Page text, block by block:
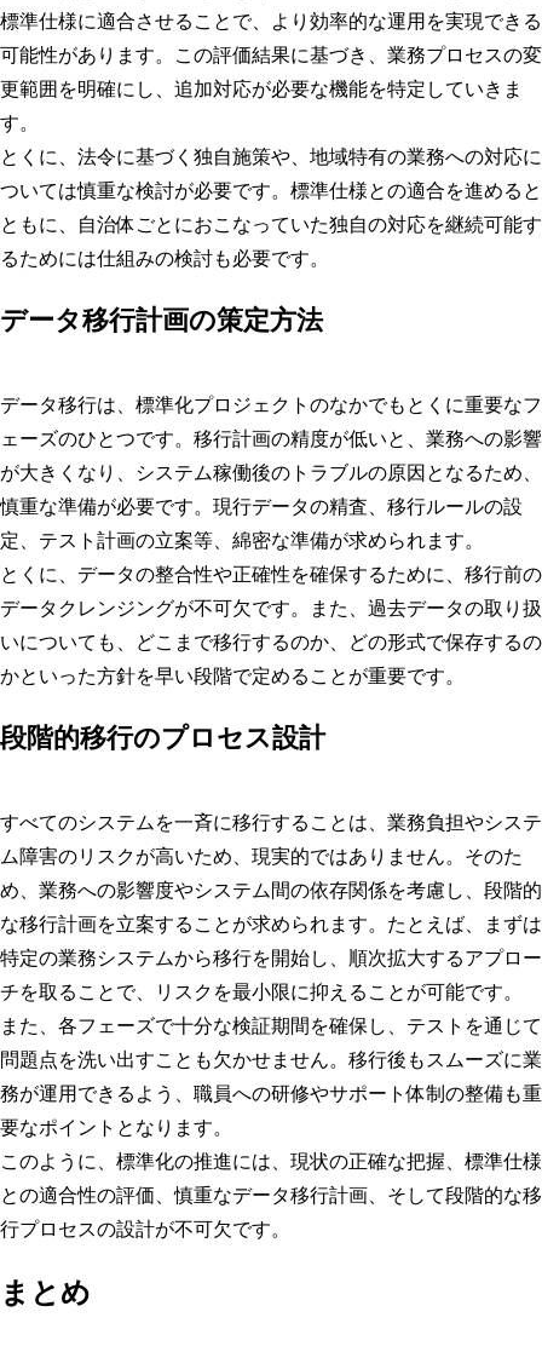
標準仕様に適合させることで、より効率的な運用を実現できる
可能性があります。この評価結果に基づき、業務プロセスの変
更範囲を明確にし、追加対応が必要な機能を特定していきま
す。
とくに、法令に基づく独自施策や、地域特有の業務への対応に
ついては慎重な検討が必要です。標準仕様との適合を進めると
ともに、自治体ごとにおこなっていた独自の対応を継続可能す
るためには仕組みの検討も必要です。
データ移行計画の策定方法
データ移行は、標準化プロジェクトのなかでもとくに重要なフ
ェーズのひとつです。移行計画の精度が低いと、業務への影響
が大きくなり、システム稼働後のトラブルの原因となるため、
慎重な準備が必要です。現行データの精査、移行ルールの設
定、テスト計画の立案等、綿密な準備が求められます。
とくに、データの整合性や正確性を確保するために、移行前の
データクレンジングが不可欠です。また、過去データの取り扱
いについても、どこまで移行するのか、どの形式で保存するの
かといった方針を早い段階で定めることが重要です。
段階的移行のプロセス設計
すべてのシステムを一斉に移行することは、業務負担やシステ
ム障害のリスクが高いため、現実的ではありません。そのた
め、業務への影響度やシステム間の依存関係を考慮し、段階的
な移行計画を立案することが求められます。たとえば、まずは
特定の業務システムから移行を開始し、順次拡大するアプロー
チを取ることで、リスクを最小限に抑えることが可能です。
また、各フェーズで十分な検証期間を確保し、テストを通じて
問題点を洗い出すことも欠かせません。移行後もスムーズに業
務が運用できるよう、職員への研修やサポート体制の整備も重
要なポイントとなります。
このように、標準化の推進には、現状の正確な把握、標準仕様
との適合性の評価、慎重なデータ移行計画、そして段階的な移
行プロセスの設計が不可欠です。
まとめ